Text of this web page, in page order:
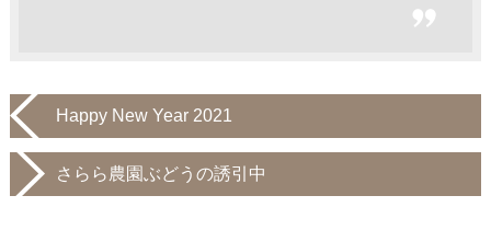
Happy New Year 2021
さらら農園ぶどうの誘引中